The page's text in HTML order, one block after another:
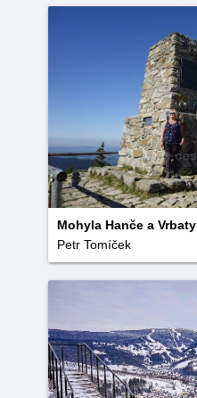
Mohyla Hanče a Vrbaty
Petr Tomíček